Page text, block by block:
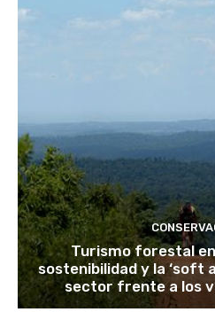
Turismo forestal
sostenibilidad y la ‘soft
sector frente a los